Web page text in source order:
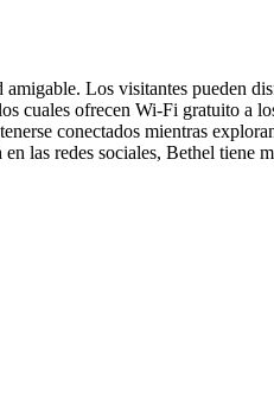
Los visitantes pueden
cuales ofrecen Wi-Fi gratuito
conectados mientras
las redes sociales, Bethel tiene